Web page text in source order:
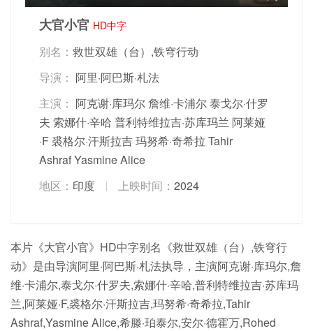
大官小官 HD中字
别名： 救世双雄（台）,铁穹行动
导演： 阿里·阿巴斯·札法
主演： 阿克谢·库玛尔詹维·卡浦尔泰戈尔·什罗
夫 索娜什·辛哈 普利特维拉吉·苏库玛兰 阿莱娅
·F裘格尔·汗斯拉吉玛努希·奇希拉 Tahir
AshrafYasmine Alice
地区： 印度 上映时间： 2024
本片《大官小官》HD中字别名《救世双雄（台）,铁穹行
动》是由导演阿里·阿巴斯·札法执导，主演阿克谢·库玛尔,詹
维·卡浦尔,泰戈尔·什罗夫,索娜什·辛哈,普利特维拉吉·苏库玛
兰,阿莱娅·F,裘格尔·汗斯拉吉,玛努希·奇希拉,Tahir
Ashraf,Yasmine Alice,希滕·珀泰尔,安尔·德霍万,Rohed